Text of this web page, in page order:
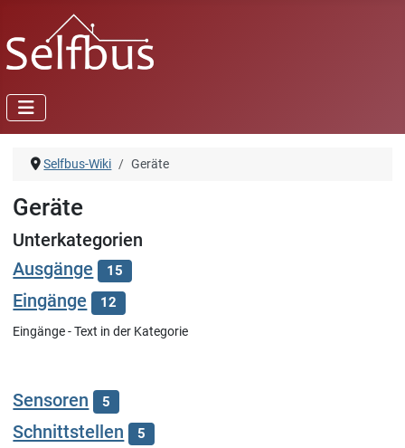
Selfbus-Wiki Geräte
Geräte
Unterkategorien
Ausgänge
15
Eingänge 12
Eingänge - Text in der Kategorie
Sensoren 5
Schnittstellen 5